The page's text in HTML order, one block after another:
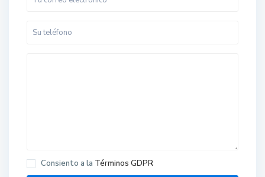
Consiento a la Términos GDPR